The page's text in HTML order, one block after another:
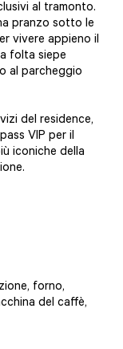
al tramonto.
pranzo sotto le
vivere appieno il
folta siepe
al parcheggio
del residence,
VIP per il
iconiche della
forno,
del caffè,